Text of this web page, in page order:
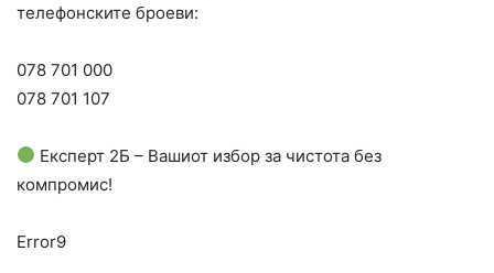
телефонските броеви:
078 701 000
078 701 107
Експерт 2Б – Вашиот избор за чистота без
компромис!
Error9